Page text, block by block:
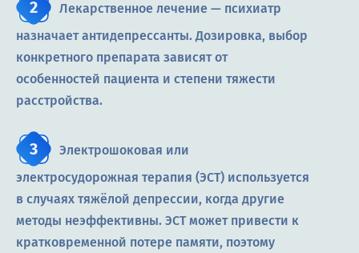
Лекарственное лечение — психиатр
назначает антидепрессанты. Дозировка, выбор
конкретного препарата зависят от
особенностей пациента и степени тяжести
расстройства.
Электрошоковая или
электросудорожная терапия (ЭСТ) используется
в случаях тяжёлой депрессии, когда другие
методы неэффективны. ЭСТ может привести к
кратковременной потере памяти, поэтому